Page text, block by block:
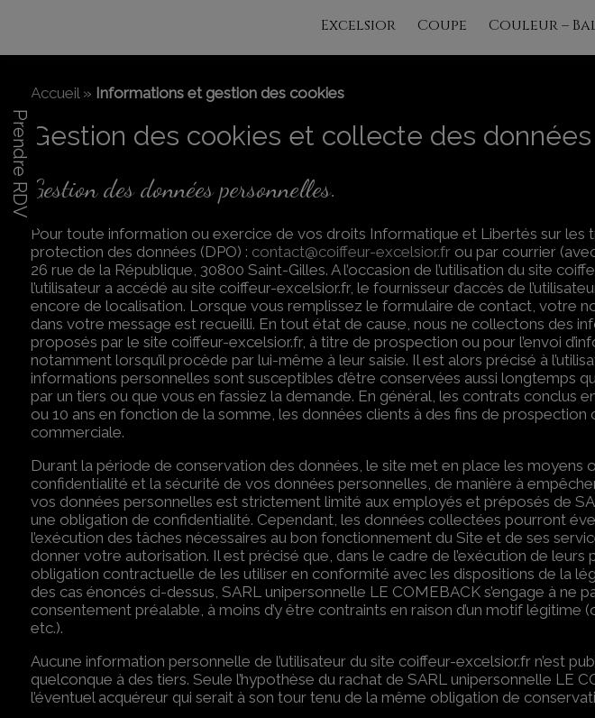
Prendre RDV
Excelsior Coupe Couleur –
Accueil» Informations et gestion des cookies
Gestion des cookies et collecte des données
Gestion des données personnelles.
Pour toute information ou exercice de vos droits Informatique et Libertés sur
protection des données (DPO) : contact@coiffeur-excelsior.frou par courrier
26 rue de la République, 30800 Saint-Gilles. A l’occasion de l’utilisation du site
l’utilisateur a accédé au site coiffeur-excelsior.fr, le fournisseur d’accès de
encore de localisation. Lorsque vous remplissez le formulaire de contact, votre
dans votre message est recueilli. En tout état de cause, nous ne collectons des
proposés par le site coiffeur-excelsior.fr, à titre de prospection ou pour l’envoi
notamment lorsqu’il procède par lui-même à leur saisie. Il est alors précisé à
informations personnelles sont susceptibles d’être conservées aussi longtemps
par un tiers ou que vous en fassiez la demande. En général, les contrats
ou 10 ans en fonction de la somme, les données clients à des fins de
commerciale.
Durant la période de conservation des données, le site met en place les moyens
confidentialité et la sécurité de vos données personnelles, de manière à
vos données personnelles est strictement limité aux employés et préposés de
une obligation de confidentialité. Cependant, les données collectées pourront
l’exécution des tâches nécessaires au bon fonctionnement du Site et de ses
donner votre autorisation. Il est précisé que, dans le cadre de l’exécution de
obligation contractuelle de les utiliser en conformité avec les dispositions de la
des cas énoncés ci-dessus, SARL unipersonnelle LE COMEBACK s’engage à
consentement préalable, à moins d’y être contraints en raison d’un motif
etc.).
Aucune information personnelle de l’utilisateur du site coiffeur-excelsior.fr n’est
quelconque à des tiers. Seule l’hypothèse du rachat de SARL unipersonnelle
l’éventuel acquéreur qui serait à son tour tenu de la même obligation de